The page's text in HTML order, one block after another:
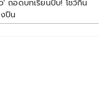
ถอดบทเรียนปั๊บ! โชว์กึ๋น
ปืน